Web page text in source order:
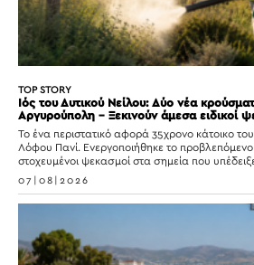
TOP STORY
Ιός του Δυτικού Νείλου: Δύο νέα
Αργυρούπολη – Ξεκινούν άμεσα ειδικοί
Το ένα περιστατικό αφορά 35χρονο κάτοικο
Λόφου Πανί. Ενεργοποιήθηκε το
στοχευμένοι ψεκασμοί στα σημεία που
07|08|2026